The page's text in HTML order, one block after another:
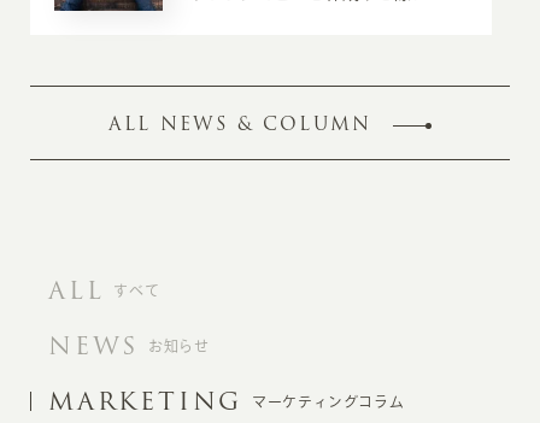
ALL NEWS & COLUMN
ALL すべて
NEWS お知らせ
MARKETING マーケティングコラム